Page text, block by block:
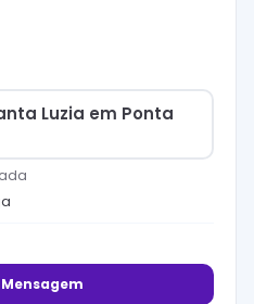
Luzia em Ponta